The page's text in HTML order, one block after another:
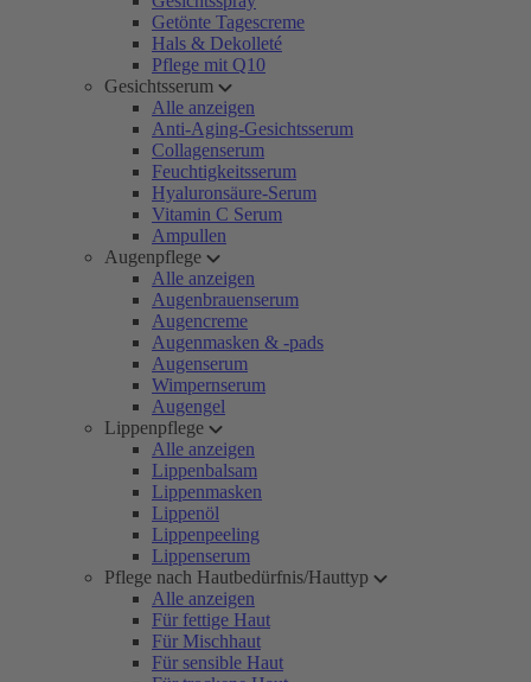
Getönte Tagescreme
Hals & Dekolleté
Pflege mit Q10
Gesichtsserum
Alle anzeigen
Anti-Aging-Gesichtsserum
Collagenserum
Feuchtigkeitsserum
Hyaluronsäure-Serum
Vitamin C Serum
Ampullen
Augenpflege
Alle anzeigen
Augenbrauenserum
Augencreme
Augenmasken & -pads
Augenserum
Wimpernserum
Augengel
Lippenpflege
Alle anzeigen
Lippenbalsam
Lippenmasken
Lippenöl
Lippenpeeling
Lippenserum
Pflege nach Hautbedürfnis/Hauttyp
Alle anzeigen
Für fettige Haut
Für Mischhaut
Für sensible Haut